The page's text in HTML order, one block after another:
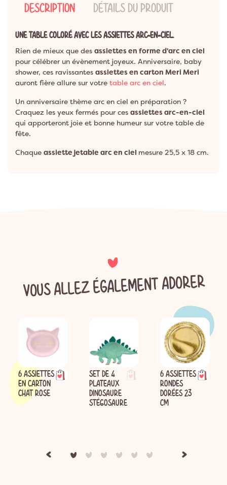
DESCRIPTION DÉTAILS DU PRODUIT
UNE TABLE COLORÉ AVEC LES ASSIETTES ARC-EN-CIEL.
Rien de mieux que des assiettes en forme d'arc en ciel
pour célébrer un évènement joyeux. Anniversaire, baby
shower, ces ravissantes assiettes en carton Meri Meri
auront fière allure sur votre table arc en ciel.
Un anniversaire thème arc en ciel en préparation ?
Craquez les yeux fermés pour ces assiettes arc-en-ciel
qui apporteront joie et bonne humeur sur votre table de
fête.
Chaque assiette jetable arc en ciel mesure 25,5 x 18 cm.
VOUS ALLEZ ÉGALEMENT ADORER
6 ASSIETTES
EN CARTON
CHAT ROSE
SET DE 4
PLATEAUX
DINOSAURE
STÉGOSAURE
6 ASSIETTES
RONDES
DORÉES 23
CM